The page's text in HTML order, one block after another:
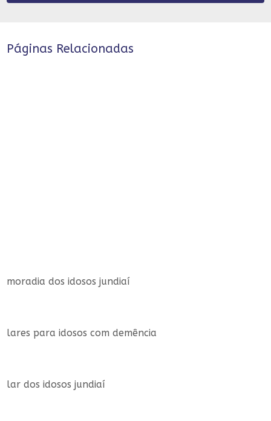
Páginas Relacionadas
moradia dos idosos jundiaí
lares para idosos com demência
lar dos idosos jundiaí